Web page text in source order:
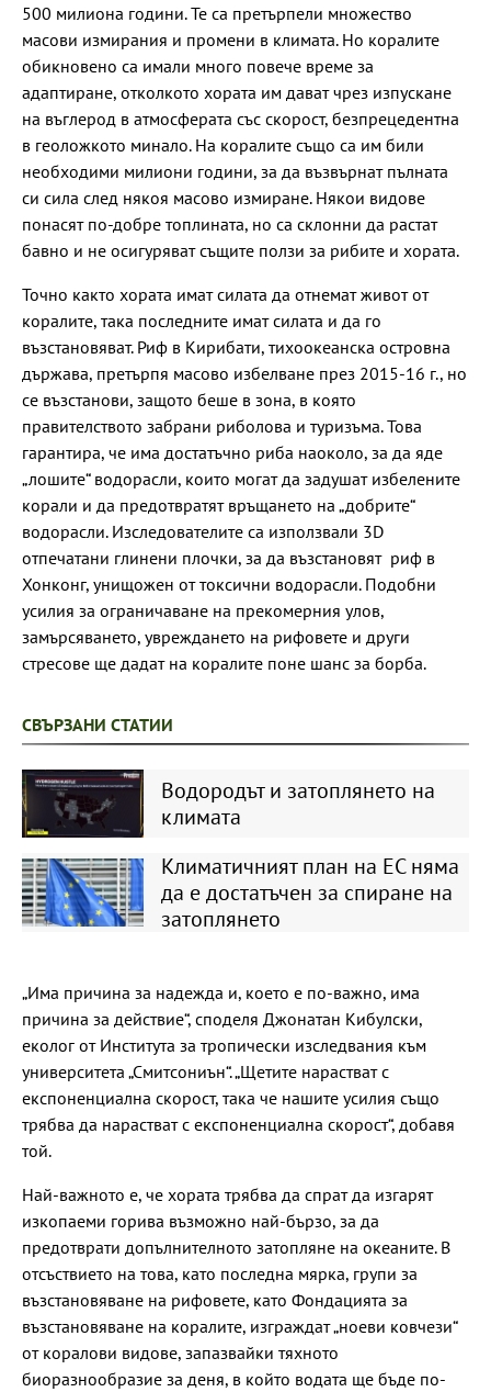
500 милиона години. Те са претърпели множество
масови измирания и промени в климата. Но коралите
обикновено са имали много повече време за
адаптиране, отколкото хората им дават чрез изпускане
на въглерод в атмосферата със скорост, безпрецедентна
в геоложкото минало. На коралите също са им били
необходими милиони години, за да възвърнат пълната
си сила след някоя масово измиране. Някои видове
понасят по-добре топлината, но са склонни да растат
бавно и не осигуряват същите ползи за рибите и хората.
Точно както хората имат силата да отнемат живот от
коралите, така последните имат силата и да го
възстановяват. Риф в Кирибати, тихоокеанска островна
държава, претърпя масово избелване през 2015-16 г., но
се възстанови, защото беше в зона, в която
правителството забрани риболова и туризъма. Това
гарантира, че има достатъчно риба наоколо, за да яде
„лошите“ водорасли, които могат да задушат избелените
корали и да предотвратят връщането на „добрите“
водорасли. Изследователите са използвали 3D
отпечатани глинени плочки, за да възстановят риф в
Хонконг, унищожен от токсични водорасли. Подобни
усилия за ограничаване на прекомерния улов,
замърсяването, увреждането на рифовете и други
стресове ще дадат на коралите поне шанс за борба.
СВЪРЗАНИ СТАТИИ
Водородът и затоплянето на
климата
Климатичният план на ЕС няма
да е достатъчен за спиране на
затоплянето
„Има причина за надежда и, което е по-важно, има
причина за действие“, споделя Джонатан Кибулски,
еколог от Института за тропически изследвания към
университета „Смитсониън“. „Щетите нарастват с
експоненциална скорост, така че нашите усилия също
трябва да нарастват с експоненциална скорост“, добавя
той.
Най-важното е, че хората трябва да спрат да изгарят
изкопаеми горива възможно най-бързо, за да
предотврати допълнителното затопляне на океаните. В
отсъствието на това, като последна мярка, групи за
възстановяване на рифовете, като Фондацията за
възстановяване на коралите, изграждат „ноеви ковчези“
от коралови видове, запазвайки тяхното
биоразнообразие за деня, в който водата ще бъде по-